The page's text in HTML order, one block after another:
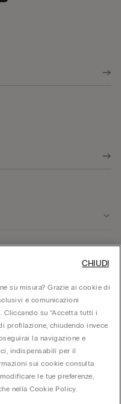
Malcesine (VR), Via Portici
di Verona: 01037050422 |
su misura? Grazie ai cookie di
e comunicazioni
Cliccando su “Accetta tutti i
profilazione, chiudendo invece
la navigazione e
indispensabili per il
sui cookie consulta
le tue preferenze,
nella Cookie Policy.
CHIUDI